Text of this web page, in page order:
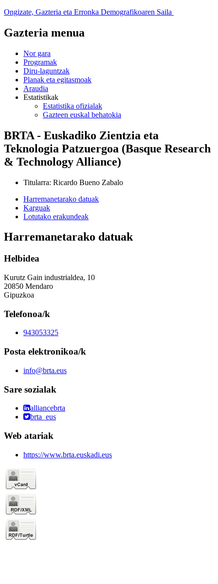
Ongizate, Gazteria eta Erronka Demografikoaren Saila
Gazteria menua
Nor gara
Programak
Diru-laguntzak
Planak eta egitasmoak
Araudia
Estatistikak
Estatistika ofizialak
Gazteen euskal behatokia
BRTA - Euskadiko Zientzia eta
Teknologia Patzuergoa (Basque Research
& Technology Alliance)
Titularra: Ricardo Bueno Zabalo
Harremanetarako datuak
Karguak
Lotutako erakundeak
Harremanetarako datuak
Helbidea
Kurutz Gain industrialdea, 10
20850 Mendaro
Gipuzkoa
Telefonoa/k
943053325
Posta elektronikoa/k
info@brta.eus
Sare sozialak
alliancebrta
brta_eus
Web atariak
https://www.brta.euskadi.eus